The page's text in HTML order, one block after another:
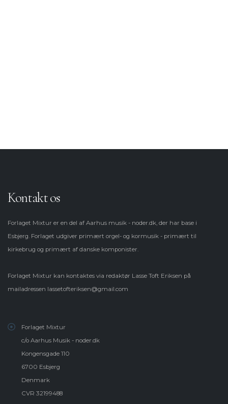
Kontakt os
Forlaget Mixtur er en del af Aarhus musik - noder.dk, der har base i
Esbjerg. Forlaget udgiver primært orgel- og kormusik - primært til
kirkebrug og primært af danske komponister.
Forlaget Mixtur kan kontaktes via redaktør Lasse Toft Eriksen på
mailadressen lassetofteriksen@gmail.com
Forlaget Mixtur
c/o Aarhus Musik - noder.dk
Kongensgade 110
6700 Esbjerg
Denmark
CVR 32199488